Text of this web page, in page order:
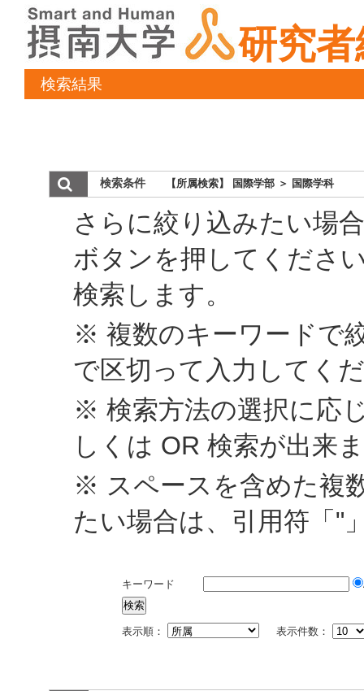
研究
検索結果
検索条件 【所属検索】 国際学部 ＞ 国際学科
さらに絞り込みたい場
ボタンを押してくださ
検索します。
※ 複数のキーワードで
で区切って入力してく
※ 検索方法の選択に応
しくは OR 検索が出来
※ スペースを含めた複
たい場合は、引用符「"
キーワード
表示順： 表示件数：